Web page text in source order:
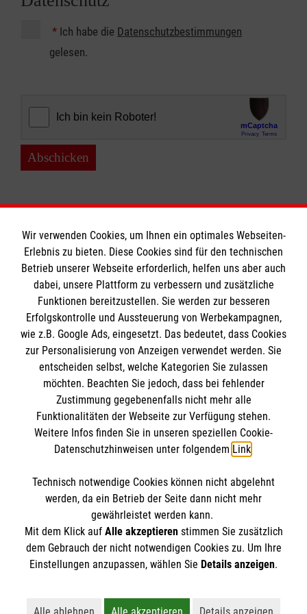
* Ich habe die Datenschutzbestimmungen
gelesen.
Abschicken
Informationen
Impressum
Datenschutz
Barrierefreiheit
Kontakt
Die Malteser
Malteser in Deutschland
Malteserorden
Sharepoint
Spendenkonto
Bank: Pax-Bank für Kirche und Caritas eG
IBAN: DE02 3706 0120 1201 2100 50
BIC: GENODED1PA7
So finden Sie uns
Frankenforster Straße 21
51427 Bergisch Gladbach
kontakt.gl@malteser.org
Der Malteser Hilfsdienst e.V. ist als eingetragene
Gewerbesteuer befreit.
Wir verwenden Cookies, um Ihnen ein optimales Webseiten-
Erlebnis zu bieten. Diese Cookies sind für den technischen
Betrieb unserer Webseite erforderlich, helfen uns aber auch
dabei, unsere Plattform zu verbessern und zusätzliche
Funktionen bereitzustellen. Sie werden zur besseren
Erfolgskontrolle und Aussteuerung von Werbekampagnen,
wie z.B. Google Ads, eingesetzt. Das bedeutet, dass Cookies
zur Personalisierung von Anzeigen verwendet werden. Sie
entscheiden selbst, welche Kategorien Sie zulassen
möchten. Beachten Sie jedoch, dass bei fehlender
Zustimmung gegebenenfalls nicht mehr alle
Funktionalitäten der Webseite zur Verfügung stehen.
Weitere Infos finden Sie in unseren speziellen Cookie-
Datenschutzhinweisen unter folgendem Link.
Technisch notwendige Cookies können nicht abgelehnt
werden, da ein Betrieb der Seite dann nicht mehr
gewährleistet werden kann.
Mit dem Klick auf Alle akzeptierenstimmen Sie zusätzlich
dem Gebrauch der nicht notwendigen Cookies zu. Um Ihre
Einstellungen anzupassen, wählen Sie Details anzeigen.